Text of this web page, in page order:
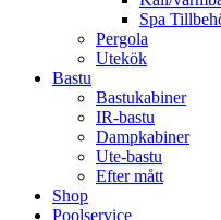
Spa
Pergola
Utekök
Bastu
Bastukabiner
IR-bastu
Dampkabiner
Ute-bastu
Efter mått
Shop
Poolservice